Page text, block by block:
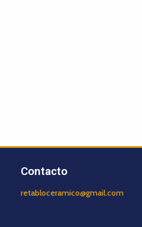
Contacto
retabloceramico@gmail.com